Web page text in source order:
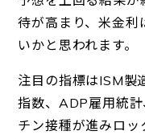
待が高まり、米金利
いかと思われます。
注目の指標はISM製
指数、ADP雇用統
チン接種が進みロ